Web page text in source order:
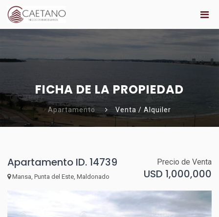
FICHA DE LA PROPIEDAD
Apartamento Venta / Alquiler
Apartamento ID. 14739
Mansa, Punta del Este, Maldonado
Precio de Venta
USD 1,000,000